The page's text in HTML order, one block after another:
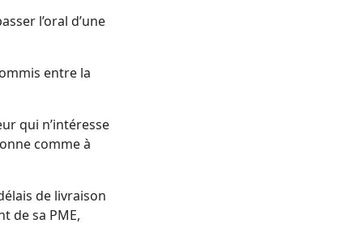
l’oral d’une
entre la
qui n’intéresse
comme à
de livraison
de sa PME,